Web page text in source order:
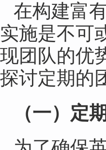
在构建富
实施是不可
现团队的优
探讨定期的
（一） 定